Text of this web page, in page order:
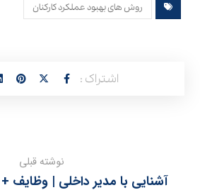
روش های بهبود عملکرد کارکنان
نوشته قبلی
آشنایی با مدیر داخلی | وظایف